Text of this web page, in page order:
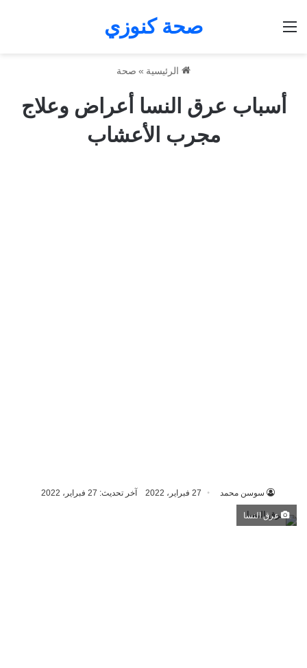
صحة كنوزي
الرئيسية » صحة
أسباب عرق النسا أعراض وعلاج
مجرب الأعشاب
سوسن محمد 27 فبراير، 2022 آخر تحديث: 27 فبراير، 2022
عرق النسا